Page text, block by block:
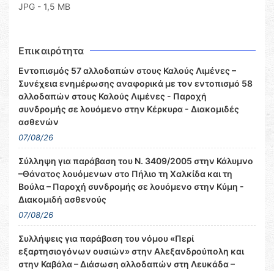
JPG - 1,5 MB
Επικαιρότητα
Εντοπισμός 57 αλλοδαπών στους Καλούς Λιμένες –
Συνέχεια ενημέρωσης αναφορικά με τον εντοπισμό 58
αλλοδαπών στους Καλούς Λιμένες - Παροχή
συνδρομής σε λουόμενο στην Κέρκυρα - Διακομιδές
ασθενών
07/08/26
Σύλληψη για παράβαση του Ν. 3409/2005 στην Κάλυμνο
–Θάνατος λουόμενων στο Πήλιο τη Χαλκίδα και τη
Βούλα – Παροχή συνδρομής σε λουόμενο στην Κύμη -
Διακομιδή ασθενούς
07/08/26
Συλλήψεις για παράβαση του νόμου «Περί
εξαρτησιογόνων ουσιών» στην Αλεξανδρούπολη και
στην Καβάλα – Διάσωση αλλοδαπών στη Λευκάδα –